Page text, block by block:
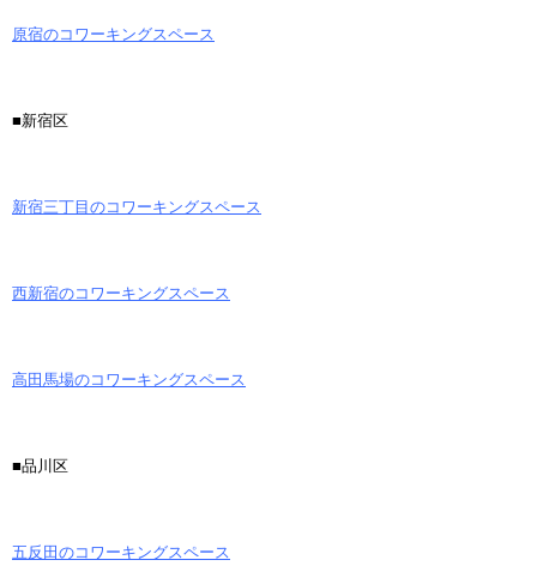
原宿のコワーキングスペース
■新宿区
新宿三丁目のコワーキングスペース
西新宿のコワーキングスペース
高田馬場のコワーキングスペース
■品川区
五反田のコワーキングスペース